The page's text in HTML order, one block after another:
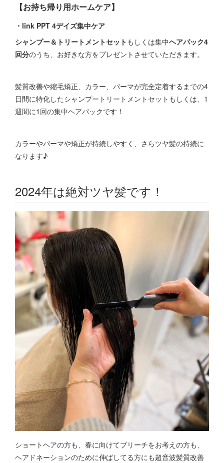
【お持ち帰り用ホームケア】
・link PPT 4デイズ集中ケア
シャンプー＆トリートメントセット もしくは集中ヘアパック4
回分のうち、お好きな方をプレゼントさせていただきます。
髪質改善や縮毛矯正、カラー、パーマが完全定着するまでの4
日間に特化したシャンプートリートメントセットもしくは、1
週間に1回の集中ヘアパックです！
カラーやパーマや矯正が持続しやすく、さらツヤ髪の持続に
なります♪
2024年は絶対ツヤ髪です！
ショートヘアの方も、春に向けてブリーチをお考えの方も、
ヘアドネーションのために伸ばしてる方にも超音波髪質改善